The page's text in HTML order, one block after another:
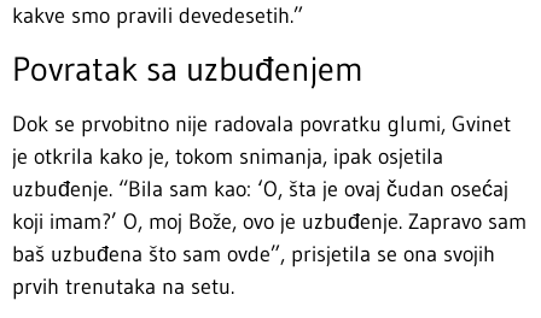
kakve smo pravili devedesetih.”
Povratak sa uzbuđenjem
Dok se prvobitno nije radovala povratku glumi, Gvinet
je otkrila kako je, tokom snimanja, ipak osjetila
uzbuđenje. “Bila sam kao: ‘O, šta je ovaj čudan osećaj
koji imam?’ O, moj Bože, ovo je uzbuđenje. Zapravo sam
baš uzbuđena što sam ovde”, prisjetila se ona svojih
prvih trenutaka na setu.